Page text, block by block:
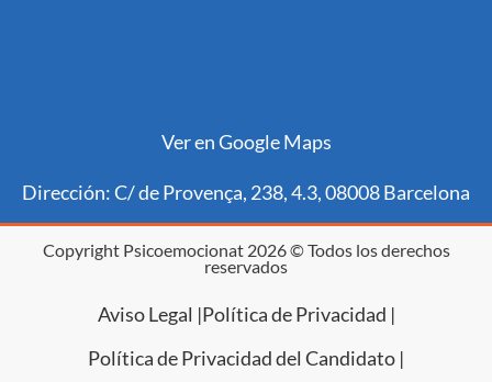
Ver en Google Maps
Dirección: C/ de Provença, 238, 4.3, 08008 Barcelona
Copyright Psicoemocionat 2026 © Todos los derechos
reservados
Aviso Legal |Política de Privacidad |
Política de Privacidad del Candidato |